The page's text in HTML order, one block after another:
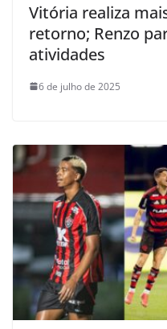
Vitória realiza
retorno; Renzo
atividades
6 de julho de 2025